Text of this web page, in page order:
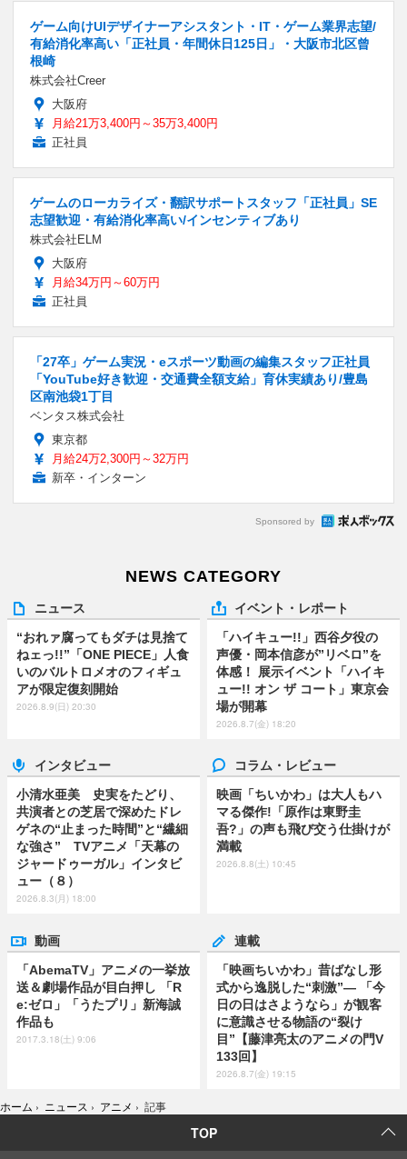
ゲーム向けUIデザイナーアシスタント・IT・ゲーム業界志望/
有給消化率高い「正社員・年間休日125日」・大阪市北区曾
根崎
株式会社Creer
大阪府
月給21万3,400円～35万3,400円
正社員
ゲームのローカライズ・翻訳サポートスタッフ「正社員」SE
志望歓迎・有給消化率高い/インセンティブあり
株式会社ELM
大阪府
月給34万円～60万円
正社員
「27卒」ゲーム実況・eスポーツ動画の編集スタッフ正社員
「YouTube好き歓迎・交通費全額支給」育休実績あり/豊島
区南池袋1丁目
ベンタス株式会社
東京都
月給24万2,300円～32万円
新卒・インターン
Sponsored by
NEWS CATEGORY
ニュース
“おれァ腐ってもダチは見捨て
ねェっ!!”「ONE PIECE」人食
いのバルトロメオのフィギュ
アが限定復刻開始
2026.8.9(日) 20:30
イベント・レポート
「ハイキュー!!」西谷夕役の
声優・岡本信彦が”リベロ”を
体感！ 展示イベント「ハイキ
ュー!! オン ザ コート」東京会
場が開幕
2026.8.7(金) 18:20
インタビュー
小清水亜美 史実をたどり、
共演者との芝居で深めたドレ
ゲネの“止まった時間”と“繊細
な強さ” TVアニメ「天幕の
ジャードゥーガル」インタビ
ュー（８）
2026.8.3(月) 18:00
コラム・レビュー
映画「ちいかわ」は大人もハ
マる傑作!「原作は東野圭
吾?」の声も飛び交う仕掛けが
満載
2026.8.8(土) 10:45
動画
「AbemaTV」アニメの一挙放
送＆劇場作品が目白押し 「R
e:ゼロ」「うたプリ」新海誠
作品も
2017.3.18(土) 9:06
連載
「映画ちいかわ」昔ばなし形
式から逸脱した“刺激”― 「今
日の日はさようなら」が観客
に意識させる物語の“裂け
目”【藤津亮太のアニメの門V
133回】
2026.8.7(金) 19:15
ホーム › ニュース › アニメ › 記事
TOP